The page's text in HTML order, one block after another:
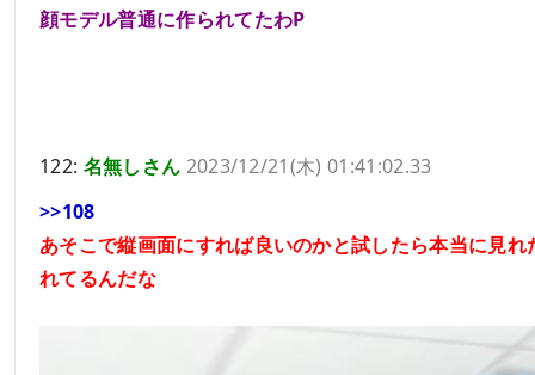
顔モデル普通に作られてたわP
122: 名無しさん 2023/12/21(木) 01:41:02.33
>>108
あそこで縦画面にすれば良いのかと試したら本当に見
れてるんだな